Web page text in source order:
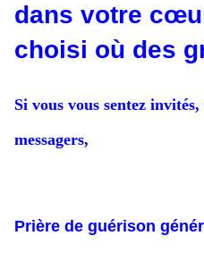
dans votre
choisi où des
Si vous vous sentez
messagers,
Prière de guérison